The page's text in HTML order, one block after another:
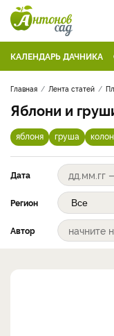
КАЛЕНДАРЬ ДАЧНИКА
Главная Лента статей
Яблони и
яблоня груша
Дата
Регион
Автор